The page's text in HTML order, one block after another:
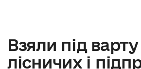
Взяли під варту
лісничих і